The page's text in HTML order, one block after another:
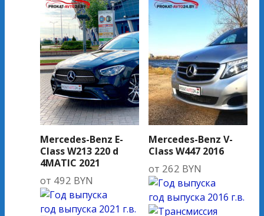
Mercedes-Benz E-
Class W213 220 d
4MATIC 2021
от 492 BYN
год выпуска 2021 г.в.
Mercedes-Benz V-
Class W447 2016
от 262 BYN
год выпуска 2016 г.в.